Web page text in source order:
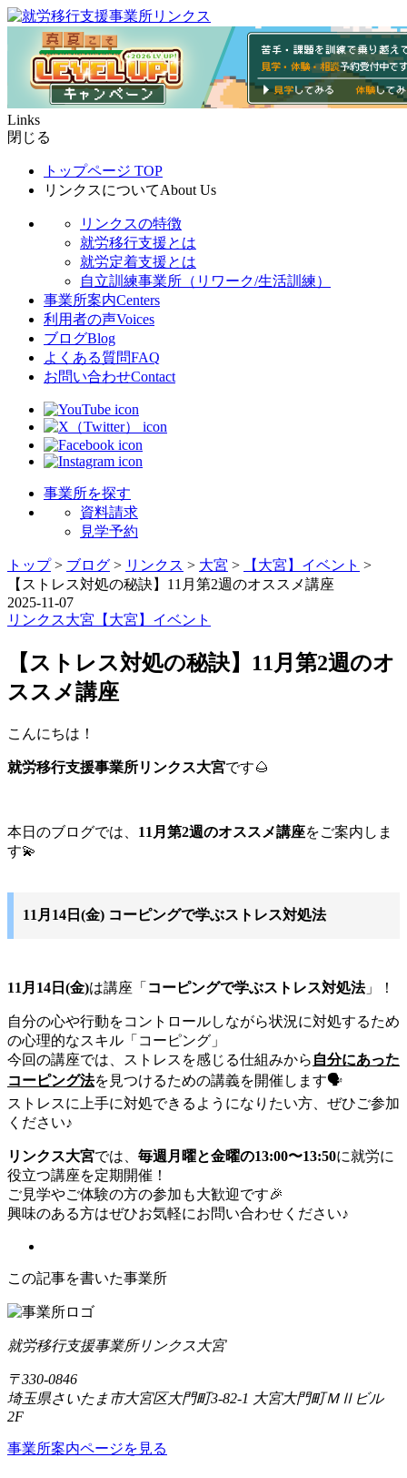
Links
閉じる
トップページ TOP
リンクスについてAbout Us
リンクスの特徴
就労移行支援とは
就労定着支援とは
自立訓練事業所（リワーク/生活訓練）
事業所案内Centers
利用者の声Voices
ブログBlog
よくある質問FAQ
お問い合わせContact
事業所を探す
資料請求
見学予約
トップ> ブログ > リンクス > 大宮 > 【大宮】イベント >
【ストレス対処の秘訣】11月第2週のオススメ講座
2025-11-07
リンクス大宮 【大宮】イベント
【ストレス対処の秘訣】11月第2週のオ
ススメ講座
こんにちは！
就労移行支援事業所リンクス大宮です🌰
本日のブログでは、 11月第2週のオススメ講座をご案内しま
す💫
11月14日(金) コーピングで学ぶストレス対処法
11月14日(金)は講座「 コーピングで学ぶストレス対処法」！
自分の心や行動をコントロールしながら状況に対処するため
の心理的なスキル「コーピング」
今回の講座では、ストレスを感じる仕組みから 自分にあった
コーピング法を見つけるための講義を開催します🗣️
ストレスに上手に対処できるようになりたい方、ぜひご参加
ください♪
リンクス大宮では、 毎週月曜と金曜の13:00〜13:50に就労に
役立つ講座を定期開催！
ご見学やご体験の方の参加も大歓迎です🎉
興味のある方はぜひお気軽にお問い合わせください♪
この記事を書いた事業所
就労移行支援事業所リンクス大宮
〒330-0846
埼玉県さいたま市大宮区大門町3-82-1 大宮大門町ＭⅡビル
2F
事業所案内ページを見る